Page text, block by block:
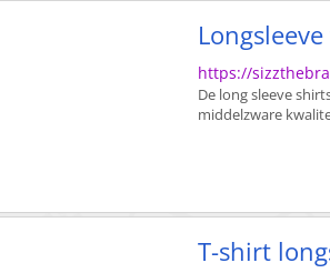
https://
De long sleeve
middelzware
T-shirt